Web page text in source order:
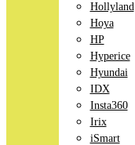
Hollyland
Hoya
HP
Hyperice
Hyundai
IDX
Insta360
Irix
iSmart